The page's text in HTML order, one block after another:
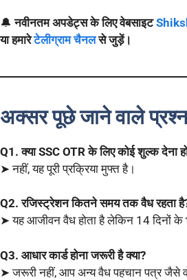
🔔नवीनतम अपडेट्स के लिए वेबसाइट
या हमारेटेलीग्राम चैनल से जुड़ें।
अक्सर पूछे जाने वाले
Q1. क्या SSC OTR के लिए कोई शुल्क देना
➤ नहीं, यह पूरी प्रक्रिया मुफ्त है।
Q2. रजिस्ट्रेशन कितने समय तक वैध रहता
➤ यह आजीवन वैध होता है लेकिन 14 दिनों के
Q3. आधार कार्ड होना जरूरी है क्या?
➤ जरूरी नहीं, आप अन्य वैध पहचान पत्र जैसे